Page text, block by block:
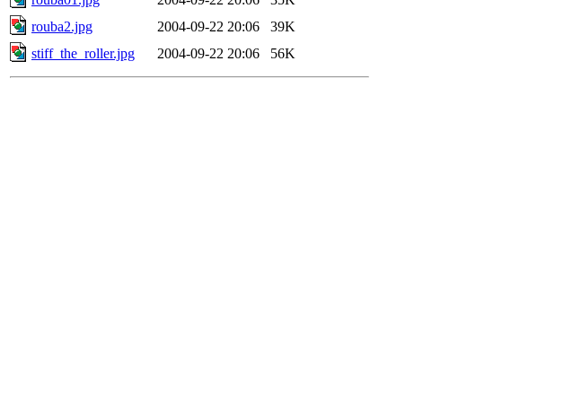
rouba2.jpg
2004-09-22 20:06
39K
stiff_the_roller.jpg
2004-09-22 20:06 56K